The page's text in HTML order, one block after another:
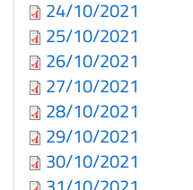
24/10/2021
25/10/2021
26/10/2021
27/10/2021
28/10/2021
29/10/2021
30/10/2021